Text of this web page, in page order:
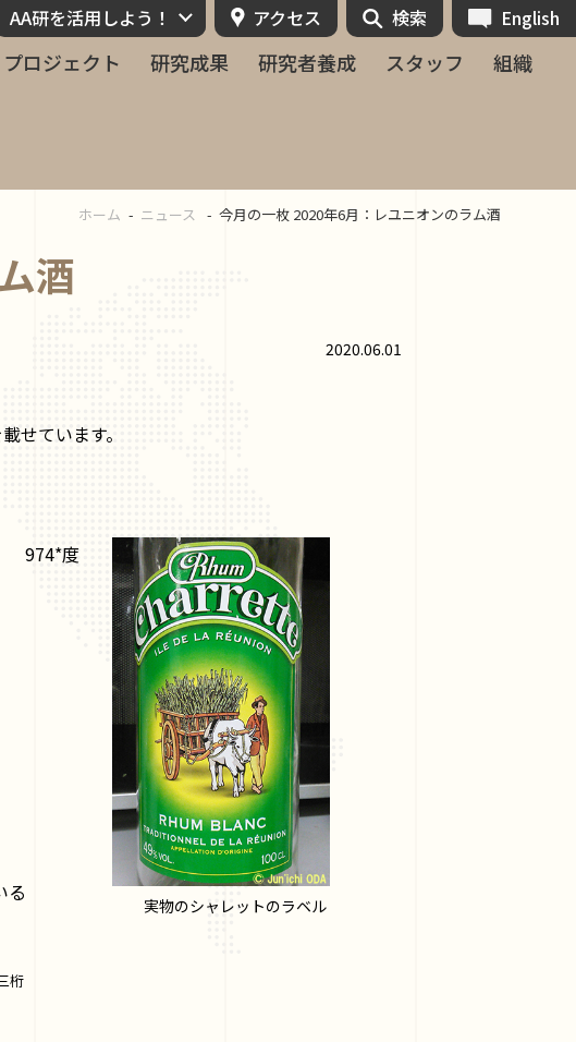
プロジェクト 研究成果 研究者養成 スタッフ 組織
AA研を活用しよう！ アクセス 検索 English
ホーム ニュース 今月の一枚 2020年6月：レユニオンのラム酒
酒
2020.06.01
せています。
974*度
る
桁
実物のシャレットのラベル